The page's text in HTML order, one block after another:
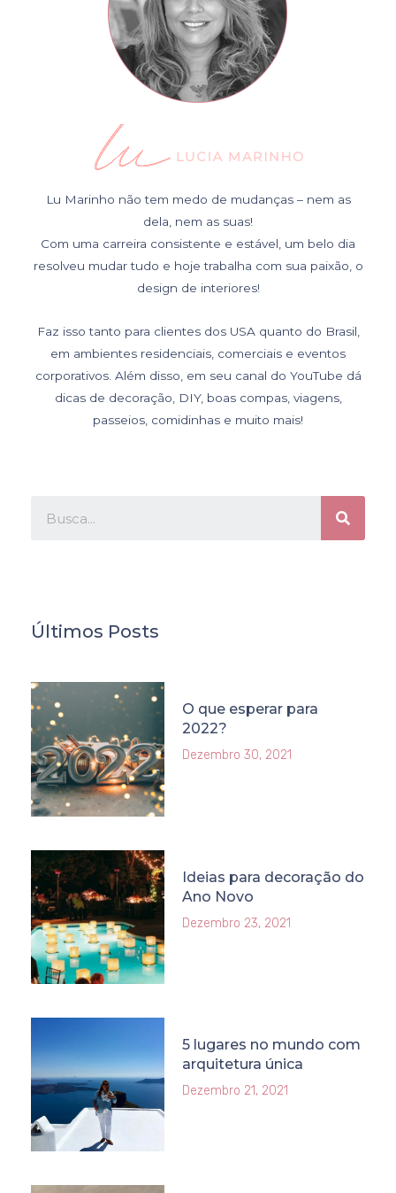
Lu Marinho não tem medo de mudanças – nem as
dela, nem as suas!
Com uma carreira consistente e estável, um belo dia
resolveu mudar tudo e hoje trabalha com sua paixão, o
design de interiores!
Faz isso tanto para clientes dos USA quanto do Brasil,
em ambientes residenciais, comerciais e eventos
corporativos. Além disso, em seu canal do YouTube dá
dicas de decoração, DIY, boas compas, viagens,
passeios, comidinhas e muito mais!
Últimos Posts
O que esperar para
2022?
Dezembro 30, 2021
Ideias para decoração do
Ano Novo
Dezembro 23, 2021
5 lugares no mundo com
arquitetura única
Dezembro 21, 2021